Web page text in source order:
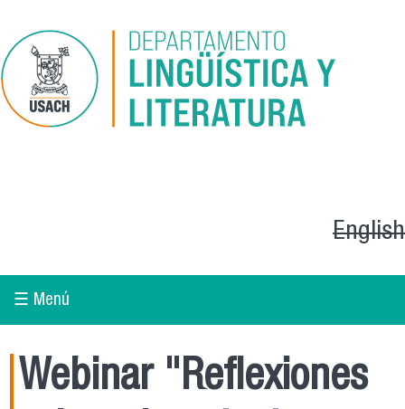
English
☰ Menú
Webinar "Reflexiones